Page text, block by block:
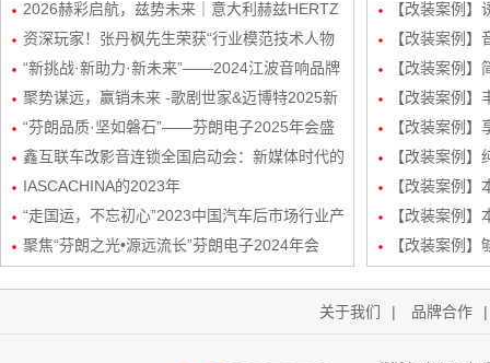
州）感恩宴圆满举行
2026赫彩启航，兹势未来｜意大利赫兹HERTZ
新品发布会暨市场运营规划会议圆满举行
资深玩家！张丹枫先生荣获“行业模范技术人物
奖”
“新挑战·新助力·新未来”——2024江波音响品牌
经销商会议盛大举行！
聚势谋远，赢销未来 -歌剧世家&迈博特2025新
起势经销商会议圆满成功！
“芬朗品质·坚如磐石”——芬朗电子2025年会盛
况，共绘汽车音响改装新蓝图
鑫互联车改影音连锁全国启动会：新媒体时代的
创新矩阵与玩法
IASCACHINA的2023年
“走国运，不忘初心”2023中国汽车后市场行业产
业生态发展峰会-艾斯卡（IASCA）中国谢福秋
聚焦“芬朗之光•源远流长”芬朗电子2024年会
波站终极音
【改装案例
自达8升级
【改装案例
级丹拿232
【改装案例
品曼斯特
【改装案例
路DSP处理器
【改装案例
三分频
【改装案例
装
【改装案例
频/6路DSP处
【改装案例
路DSP处理器
【改装案例
关于我们 | 品牌合作